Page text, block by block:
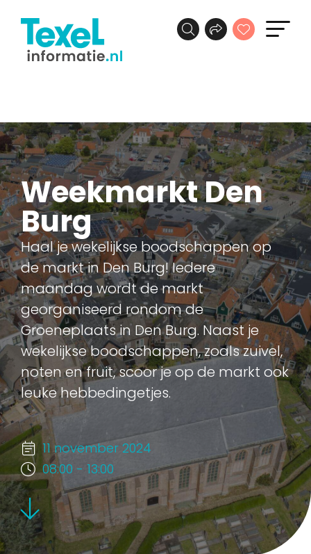
Weekmarkt Den
Burg
Haal je wekelijkse boodschappen op
de markt in Den Burg! Iedere
maandag wordt de markt
georganiseerd rondom de
Groeneplaats in Den Burg. Naast je
wekelijkse boodschappen, zoals zuivel,
noten en fruit, scoor je op de markt ook
leuke hebbedingetjes.
11 november 2024
08:00 - 13:00